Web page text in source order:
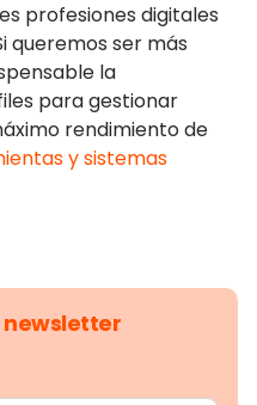
profesiones digitales
queremos ser más
la
para gestionar
rendimiento de
y sistemas
newsletter